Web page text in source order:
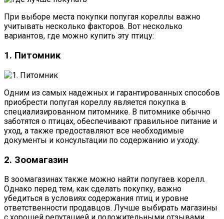
При выборе места покупки попугая кореллы важно
учитывать несколько факторов. Вот несколько
вариантов, где можно купить эту птицу:
1. Питомник
Одним из самых надежных и гарантированных способов
приобрести попугая кореллу является покупка в
специализированном питомнике. В питомнике обычно
заботятся о птицах, обеспечивают правильное питание и
уход, а также предоставляют все необходимые
документы и консультации по содержанию и уходу.
2. Зоомагазин
В зоомагазинах также можно найти попугаев корелл.
Однако перед тем, как сделать покупку, важно
убедиться в условиях содержания птиц и уровне
ответственности продавцов. Лучше выбирать магазины